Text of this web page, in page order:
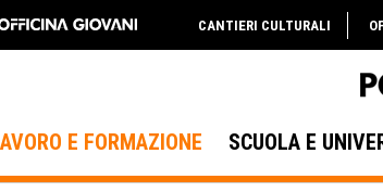
CANTIERI CULTURALI
E FORMAZIONE SCUOLA E